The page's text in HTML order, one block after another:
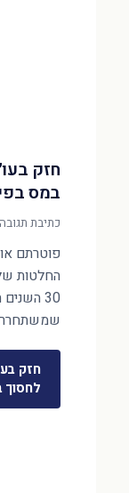
במס
כתיבת תגובה
החלטות
30
לחסוך